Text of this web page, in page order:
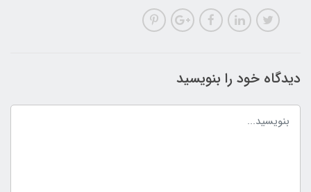
دیدگاه خود را بنویسید